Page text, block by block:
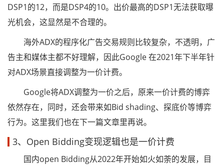
DSP1的12，而是DSP4的10。出价最高的DSP1无法获取曝
光机会，这显然是不合理的。
海外ADX的程序化广告交易规则比较复杂，不透明，广
告主和媒体主都不好理解，因此Google 在2021年下半年针
对ADX场景直接调整为一价计费。
Google将ADX调整为一价之后，原来一价计费的博弈
依然存在，同时，还会带来如Bid shading、探底价等博弈
行为。这里我们也在下一篇文章里再说。
3、Open Bidding变现逻辑也是一价计费
国内open Bidding从2022年开始如火如荼的发展，目